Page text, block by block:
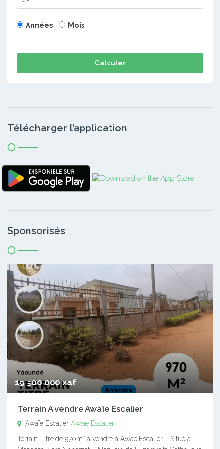
Années Mois
Calculer
Télécharger l’application
Sponsorisés
19 500 000 xaf
Terrain A vendre Awaïe Escalier
Awaïe Escalier Awaïe Escalier
Terrain Titré de 970m² à vendre à Awae Escalier – Situé à